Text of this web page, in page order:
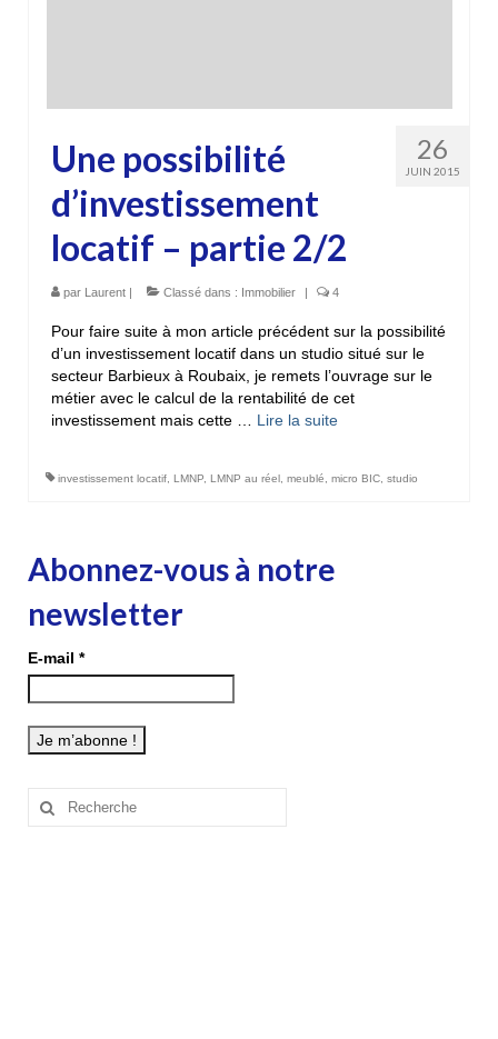
26
JUIN 2015
Une possibilité
d’investissement
locatif – partie 2/2
par Laurent Classé dans : Immobilier 4
Pour faire suite à mon article précédent sur la possibilité
d’un investissement locatif dans un studio situé sur le
secteur Barbieux à Roubaix, je remets l’ouvrage sur le
métier avec le calcul de la rentabilité de cet
investissement mais cette … Lire la suite­­
investissement locatif, LMNP, LMNP au réel , meublé, micro BIC, studio
Abonnez-vous à notre
newsletter
E-mail *
Rechercher